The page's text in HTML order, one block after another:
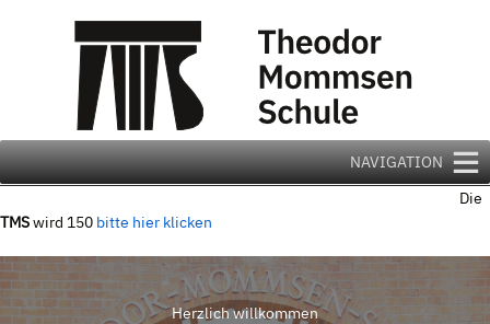
NAVIGATION
Die
TMSwird 150 bitte hier klicken
Herzlich willkommen